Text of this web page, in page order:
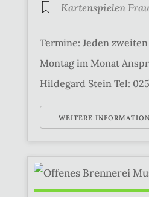
Kartenspielen
Termine: Jeden
Montag im Monat
Hildegard Stein Tel:
WEITERE